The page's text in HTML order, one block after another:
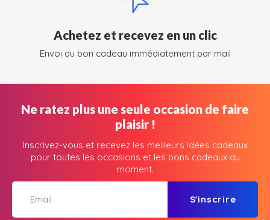
Achetez et recevez en un clic
Envoi du bon cadeau immédiatement par mail
Ne ratez plus une seule occasion de faire
plaisir !
Inscrivez-vous et recevez les meilleurs idées cadeaux
pour toutes les occasions et les bons cadeaux du
moment.
S'inscrire